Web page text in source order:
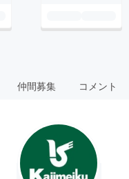
仲間募集 コメント